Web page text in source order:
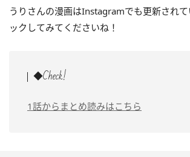
うりさんの漫画はInstagramでも更新され
ックしてみてくださいね！
◆Check!
1話からまとめ読みはこちら